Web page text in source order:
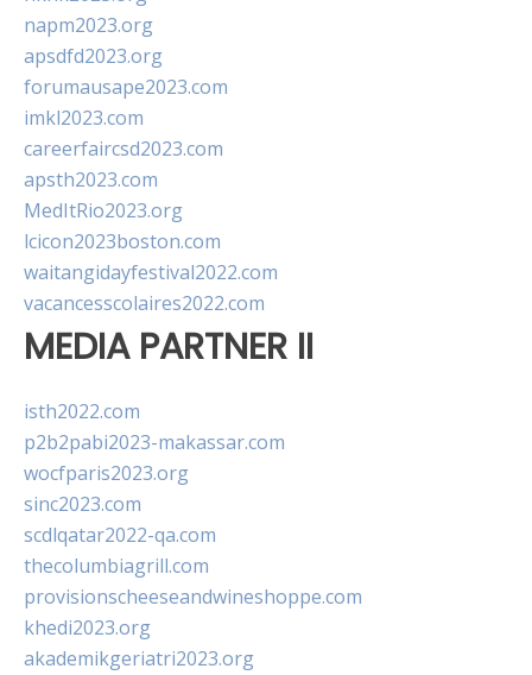
napm2023.org
apsdfd2023.org
forumausape2023.com
imkl2023.com
careerfaircsd2023.com
apsth2023.com
MedItRio2023.org
lcicon2023boston.com
waitangidayfestival2022.com
vacancesscolaires2022.com
MEDIA PARTNER II
isth2022.com
p2b2pabi2023-makassar.com
wocfparis2023.org
sinc2023.com
scdlqatar2022-qa.com
thecolumbiagrill.com
provisionscheeseandwineshoppe.com
khedi2023.org
akademikgeriatri2023.org